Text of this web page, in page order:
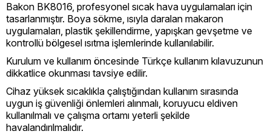
Bakon BK8016, profesyonel sıcak hava uygulamaları için
tasarlanmıştır. Boya sökme, ısıyla daralan makaron
uygulamaları, plastik şekillendirme, yapışkan gevşetme ve
kontrollü bölgesel ısıtma işlemlerinde kullanılabilir.
Kurulum ve kullanım öncesinde Türkçe kullanım kılavuzunun
dikkatlice okunması tavsiye edilir.
Cihaz yüksek sıcaklıkla çalıştığından kullanım sırasında
uygun iş güvenliği önlemleri alınmalı, koruyucu eldiven
kullanılmalı ve çalışma ortamı yeterli şekilde
havalandırılmalıdır.